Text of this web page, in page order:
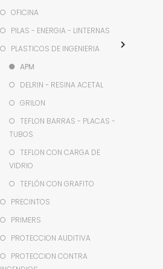
OFICINA
PILAS - ENERGIA - LINTERNAS
PLASTICOS DE INGENIERIA
APM
DELRIN - RESINA ACETAL
GRILON
TEFLON BARRAS - PLACAS -
TUBOS
TEFLON CON CARGA DE
VIDRIO
TEFLÓN CON GRAFITO
PRECINTOS
PRIMERS
PROTECCION AUDITIVA
PROTECCION CONTRA